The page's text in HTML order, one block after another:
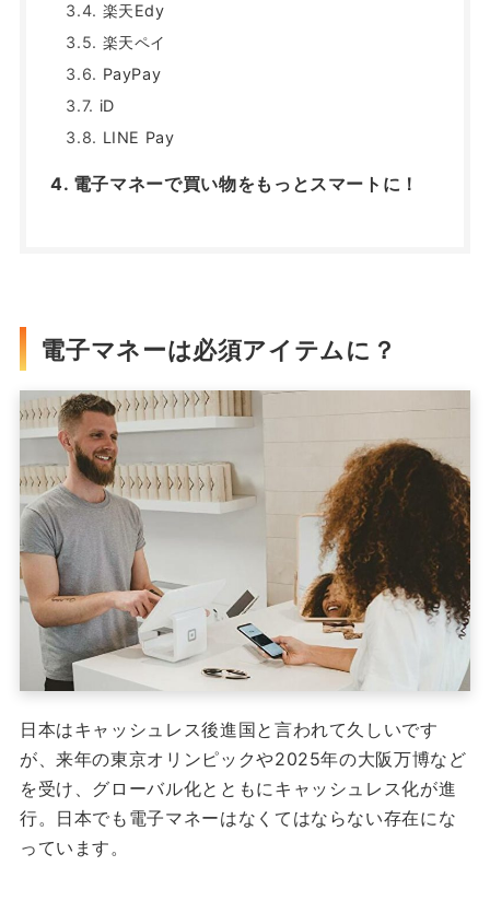
楽天Edy
楽天ペイ
PayPay
iD
LINE Pay
電子マネーで買い物をもっとスマートに！
電子マネーは必須アイテムに？
日本はキャッシュレス後進国と言われて久しいです
が、来年の東京オリンピックや2025年の大阪万博など
を受け、グローバル化とともにキャッシュレス化が進
行。日本でも電子マネーはなくてはならない存在にな
っています。